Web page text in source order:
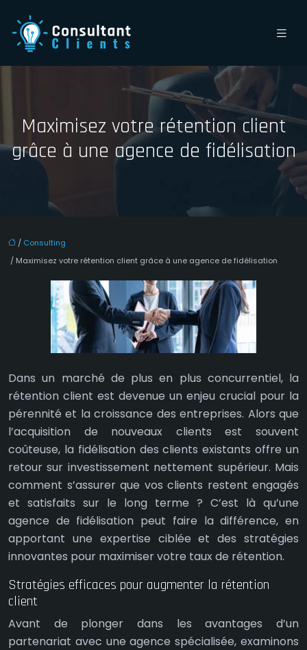
Maximisez votre rétention client
grâce à une agence de fidélisation
/ Consulting
/ Maximisez votre rétention client grâce à une agence de fidélisation
Dans un marché de plus en plus concurrentiel, la
rétention client est devenue un enjeu crucial pour la
pérennité et la croissance des entreprises. Alors que
l’acquisition de nouveaux clients est souvent
coûteuse, la fidélisation des clients existants offre un
retour sur investissement nettement supérieur. Mais
comment s’assurer que vos clients restent engagés
et satisfaits sur le long terme ? C’est là qu’une
agence de fidélisation peut faire la différence, en
apportant une expertise ciblée et des stratégies
innovantes pour maximiser votre taux de rétention.
Stratégies efficaces pour augmenter la rétention
client
Avant de plonger dans les avantages d’un
partenariat avec une agence spécialisée, examinons